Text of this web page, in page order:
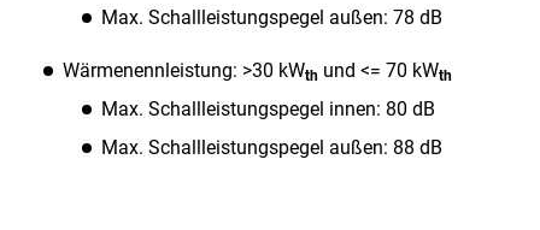
Max. Schallleistungspegel außen: 78 dB
Wärmenennleistung: >30 kWth und <= 70 kWth
Max. Schallleistungspegel innen: 80 dB
Max. Schallleistungspegel außen: 88 dB